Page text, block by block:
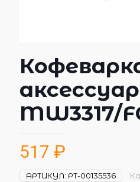
MW3317/
517 ₽
АРТИКУЛ: РТ-00135536